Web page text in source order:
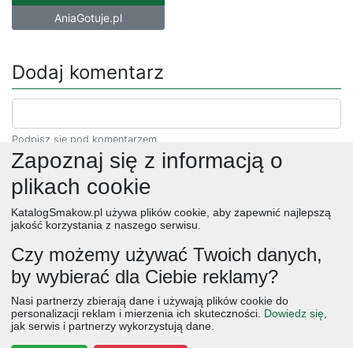
AniaGotuje.pl
Dodaj komentarz
Podpisz się pod komentarzem.
desery
salatki
boże narodzenie warzywa wielkanoc
przekaski
dania główne
jajka wegetariańskie czekolada
Zapoznaj się z informacją o
plikach cookie
KatalogSmakow.pl używa plików cookie, aby zapewnić najlepszą
jakość korzystania z naszego serwisu.
Czy możemy używać Twoich danych,
by wybierać dla Ciebie reklamy?
Nasi partnerzy zbierają dane i używają plików cookie do
personalizacji reklam i mierzenia ich skuteczności. Dowiedz się
jak serwis i partnerzy wykorzystują dane.